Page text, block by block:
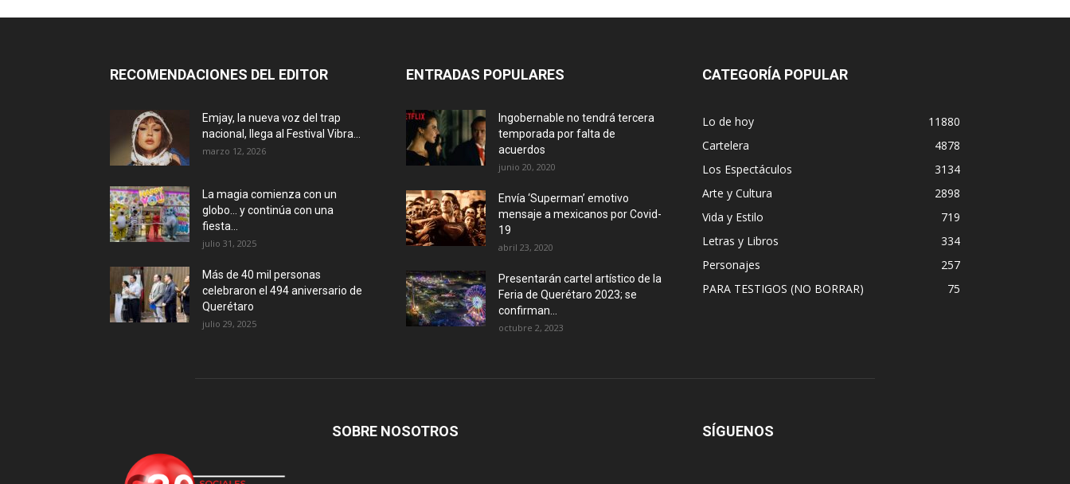
RECOMENDACIONES DEL EDITOR
Emjay, la nueva voz del trap
nacional, llega al Festival Vibra...
marzo 12, 2026
La magia comienza con un
globo… y continúa con una
fiesta...
julio 31, 2025
Más de 40 mil personas
celebraron el 494 aniversario de
Querétaro
julio 29, 2025
ENTRADAS POPULARES
Ingobernable no tendrá tercera
temporada por falta de
acuerdos
junio 20, 2020
Envía ‘Superman’ emotivo
mensaje a mexicanos por Covid-
19
abril 23, 2020
Presentarán cartel artístico de la
Feria de Querétaro 2023; se
confirman...
octubre 2, 2023
CATEGORÍA POPULAR
Lo de hoy
11880
Cartelera
4878
Los Espectáculos
3134
Arte y Cultura
2898
Vida y Estilo
719
Letras y Libros
334
Personajes
257
PARA TESTIGOS (NO BORRAR)
75
SOBRE NOSOTROS SÍGUENOS